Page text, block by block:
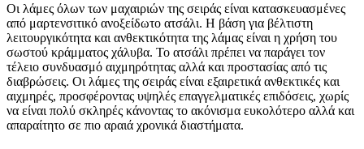
Οι λάμες όλων των μαχαιριών της σειράς είναι κατασκευασμένες
από μαρτενσιτικό ανοξείδωτο ατσάλι. Η βάση για βέλτιστη
λειτουργικότητα και ανθεκτικότητα της λάμας είναι η χρήση του
σωστού κράμματος χάλυβα. Το ατσάλι πρέπει να παράγει τον
τέλειο συνδυασμό αιχμηρότητας αλλά και προστασίας από τις
διαβρώσεις. Οι λάμες της σειράς είναι εξαιρετικά ανθεκτικές και
αιχμηρές, προσφέροντας υψηλές επαγγελματικές επιδόσεις, χωρίς
να είναι πολύ σκληρές κάνοντας το ακόνισμα ευκολότερο αλλά και
απαραίτητο σε πιο αραιά χρονικά διαστήματα.